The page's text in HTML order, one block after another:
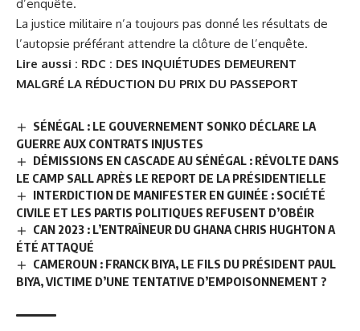
d’enquête.
La justice militaire n’a toujours pas donné les résultats de
l’autopsie préférant attendre la clôture de l’enquête.
Lire aussi : RDC : DES INQUIÉTUDES DEMEURENT
MALGRÉ LA RÉDUCTION DU PRIX DU PASSEPORT
SÉNÉGAL : LE GOUVERNEMENT SONKO DÉCLARE LA
GUERRE AUX CONTRATS INJUSTES
DÉMISSIONS EN CASCADE AU SÉNÉGAL : RÉVOLTE DANS
LE CAMP SALL APRÈS LE REPORT DE LA PRÉSIDENTIELLE
INTERDICTION DE MANIFESTER EN GUINÉE : SOCIÉTÉ
CIVILE ET LES PARTIS POLITIQUES REFUSENT D’OBÉIR
CAN 2023 : L’ENTRAÎNEUR DU GHANA CHRIS HUGHTON A
ÉTÉ ATTAQUÉ
CAMEROUN : FRANCK BIYA, LE FILS DU PRÉSIDENT PAUL
BIYA, VICTIME D’UNE TENTATIVE D’EMPOISONNEMENT ?